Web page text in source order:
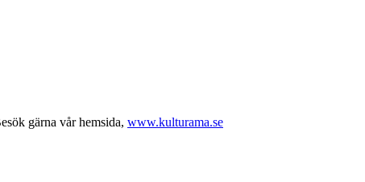
gärna vår hemsida, www.kulturama.se